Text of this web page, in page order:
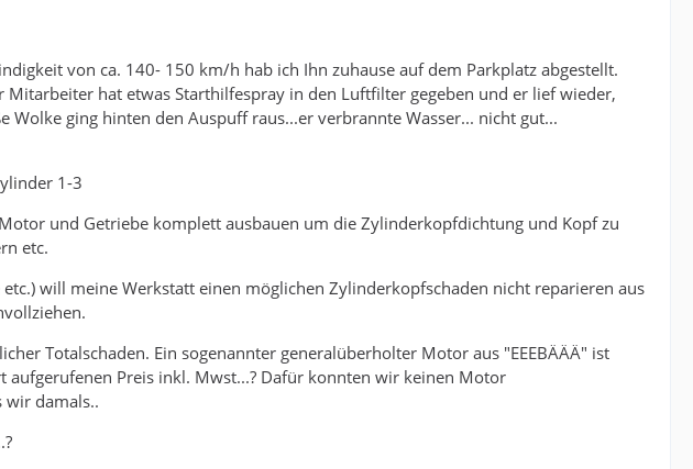
von ca. 140- 150 km/h hab ich Ihn zuhause auf dem Parkplatz abgestellt.
Mitarbeiter hat etwas Starthilfespray in den Luftfilter gegeben und er lief wieder,
ging hinten den Auspuff raus...er verbrannte Wasser... nicht gut...
1-3
und Getriebe komplett ausbauen um die Zylinderkopfdichtung und Kopf zu
etc.
will meine Werkstatt einen möglichen Zylinderkopfschaden nicht reparieren aus
Totalschaden. Ein sogenannter generalüberholter Motor aus "EEEBÄÄÄ" ist
Preis inkl. Mwst...? Dafür konnten wir keinen Motor
wir damals..